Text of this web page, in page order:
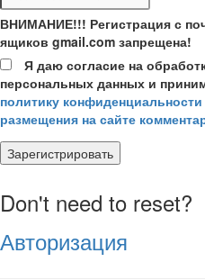
ВНИМАНИЕ!!! Регистрация с
ящиков gmail.com запрещена!
Я даю согласие на
персональных данных и
политику конфиденциальности
размещения на сайте
Зарегистрировать
Don't need to reset?
Авторизация